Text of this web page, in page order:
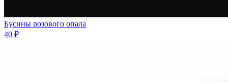
Бусины розового опала
40 ₽